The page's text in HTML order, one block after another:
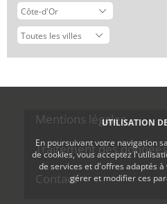
UTILISATION
En poursuivant votre navigation
de cookies, vous acceptez
de services et d'offres adaptés
gérer et modifier ces
Mentions légales
Traitement des
Contact